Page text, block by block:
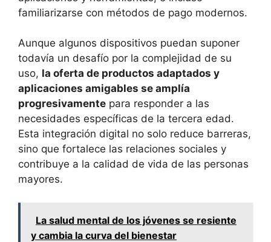
familiarizarse con métodos de pago modernos.
Aunque algunos dispositivos puedan suponer
todavía un desafío por la complejidad de su
uso, la oferta de productos adaptados y
aplicaciones amigables se amplía
progresivamente para responder a las
necesidades específicas de la tercera edad.
Esta integración digital no solo reduce barreras,
sino que fortalece las relaciones sociales y
contribuye a la calidad de vida de las personas
mayores.
La salud mental de los jóvenes se resiente
y cambia la curva del bienestar